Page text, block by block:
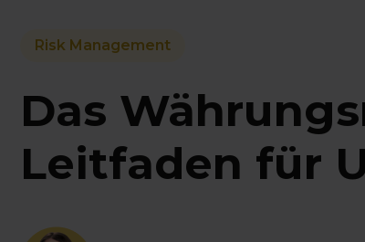
Risk Management
Das
Leitfaden für